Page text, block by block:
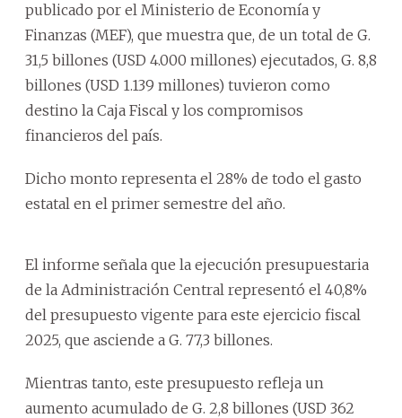
publicado por el Ministerio de Economía y
Finanzas (MEF), que muestra que, de un total de G.
31,5 billones (USD 4.000 millones) ejecutados, G. 8,8
billones (USD 1.139 millones) tuvieron como
destino la Caja Fiscal y los compromisos
financieros del país.
Dicho monto representa el 28% de todo el gasto
estatal en el primer semestre del año.
El informe señala que la ejecución presupuestaria
de la Administración Central representó el 40,8%
del presupuesto vigente para este ejercicio fiscal
2025, que asciende a G. 77,3 billones.
Mientras tanto, este presupuesto refleja un
aumento acumulado de G. 2,8 billones (USD 362